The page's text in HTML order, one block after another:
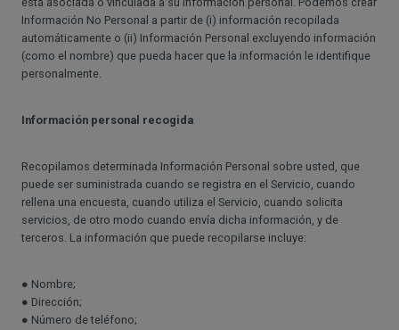
Información No Personal a partir de (i) información recopilada
automáticamente o (ii) Información Personal excluyendo información
(como el nombre) que pueda hacer que la información le identifique
personalmente.
Información personal recogida
Recopilamos determinada Información Personal sobre usted, que
puede ser suministrada cuando se registra en el Servicio, cuando
rellena una encuesta, cuando utiliza el Servicio, cuando solicita
servicios, de otro modo cuando envía dicha información, y de
terceros. La información que puede recopilarse incluye:
● Nombre;
● Dirección;
● Número de teléfono;